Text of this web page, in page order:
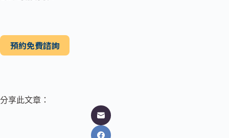
預約免費諮詢
分享此文章：